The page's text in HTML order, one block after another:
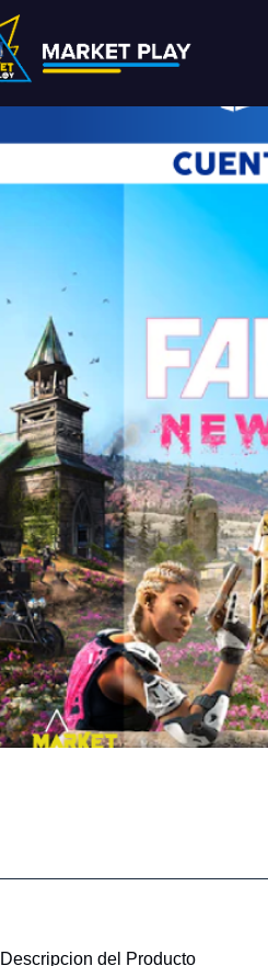
al
contenido
Descripcion del Producto